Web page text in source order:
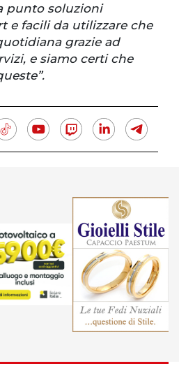
punto soluzioni
e facili da utilizzare che
grazie ad
e siamo certi che